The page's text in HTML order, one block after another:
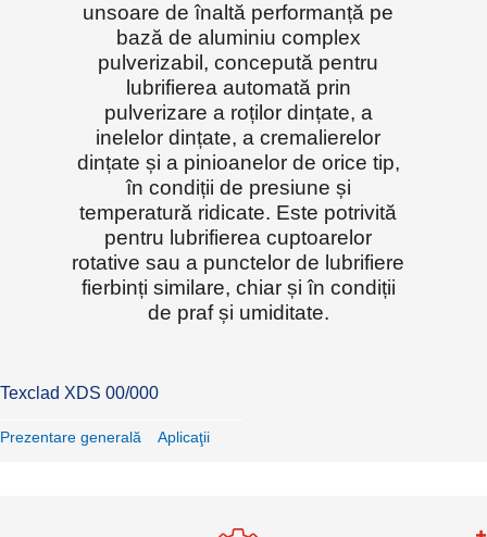
unsoare de înaltă performanță pe
bază de aluminiu complex
pulverizabil, concepută pentru
lubrifierea automată prin
pulverizare a roților dințate, a
inelelor dințate, a cremalierelor
dințate și a pinioanelor de orice tip,
în condiții de presiune și
temperatură ridicate. Este potrivită
pentru lubrifierea cuptoarelor
rotative sau a punctelor de lubrifiere
fierbinți similare, chiar și în condiții
de praf și umiditate.
Texclad XDS 00/000
Prezentare generală Aplicaţii